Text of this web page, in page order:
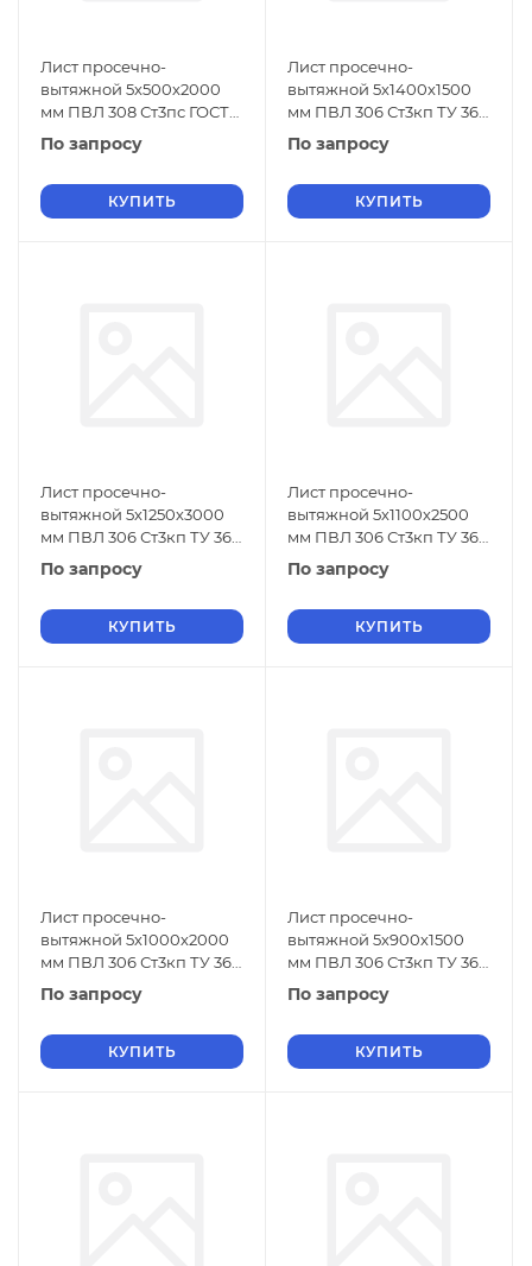
Лист просечно-
вытяжной 5х500х2000
мм ПВЛ 308 Ст3пс ГОСТ
8706-78
По запросу
КУПИТЬ
Лист просечно-
вытяжной 5х1400х1500
мм ПВЛ 306 Ст3кп ТУ 36-
26.11-5-89
По запросу
КУПИТЬ
Лист просечно-
вытяжной 5х1250х3000
мм ПВЛ 306 Ст3кп ТУ 36-
26.11-5-89
По запросу
КУПИТЬ
Лист просечно-
вытяжной 5х1100х2500
мм ПВЛ 306 Ст3кп ТУ 36-
26.11-5-89
По запросу
КУПИТЬ
Лист просечно-
вытяжной 5х1000х2000
мм ПВЛ 306 Ст3кп ТУ 36-
26.11-5-89
По запросу
КУПИТЬ
Лист просечно-
вытяжной 5х900х1500
мм ПВЛ 306 Ст3кп ТУ 36-
26.11-5-89
По запросу
КУПИТЬ